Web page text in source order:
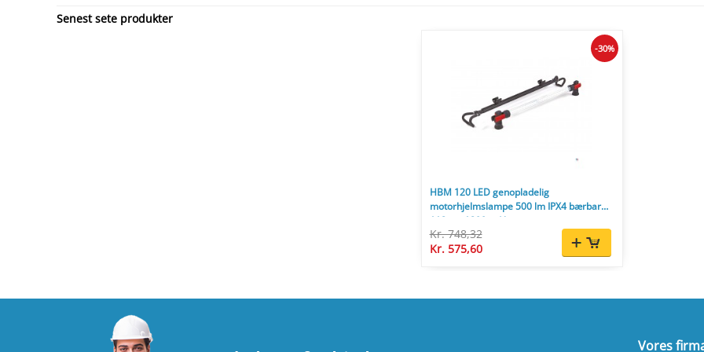
Senest sete produkter
HBM 120 LED genopladelig
motorhjelmslampe 500 lm IPX4 bærbar
118 cm 1800 mAh
Kr. 748,32
Kr. 575,60
-30%
Vores